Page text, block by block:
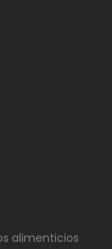
alimenticios